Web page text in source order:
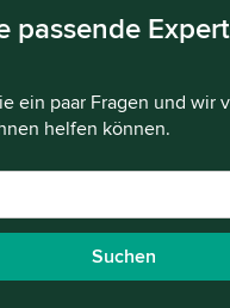
passende
ein paar Fragen und wir
helfen können.
Suchen